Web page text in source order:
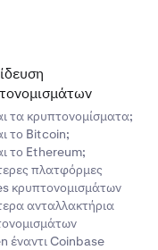
άλλος νομικός
τα κρυπτονομίσματα;
το Bitcoin;
το Ethereum;
πλατφόρμες
κρυπτονομισμάτων
ανταλλακτήρια
έναντι Coinbase